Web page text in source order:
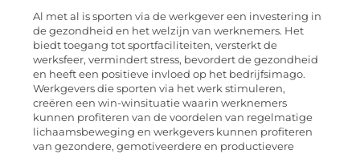
Al met al is sporten via de werkgever een investering in
de gezondheid en het welzijn van werknemers. Het
biedt toegang tot sportfaciliteiten, versterkt de
werksfeer, vermindert stress, bevordert de gezondheid
en heeft een positieve invloed op het bedrijfsimago.
Werkgevers die sporten via het werk stimuleren,
creëren een win-winsituatie waarin werknemers
kunnen profiteren van de voordelen van regelmatige
lichaamsbeweging en werkgevers kunnen profiteren
van gezondere, gemotiveerdere en productievere